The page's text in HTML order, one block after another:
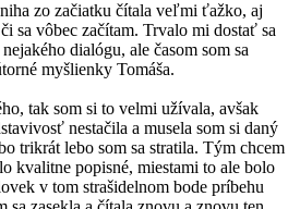
zo začiatku čítala veľmi ťažko, aj
sa vôbec začítam. Trvalo mi dostať sa
dialógu, ale časom som sa
myšlienky Tomáša.
tak som si to velmi užívala, avšak
nestačila a musela som si daný
trikrát lebo som sa stratila. Tým chcem
kvalitne popisné, miestami to ale bolo
v tom strašidelnom bode príbehu